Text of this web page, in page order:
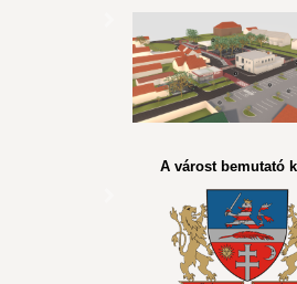
A várost bemutató